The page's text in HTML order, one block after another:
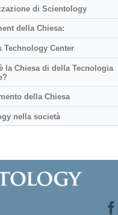
di Scientology
della Chiesa:
Technology Center
la Chiesa di della Tecnologia
della Chiesa
nella società